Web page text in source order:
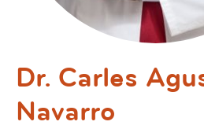
Dr. Carles
Navarro